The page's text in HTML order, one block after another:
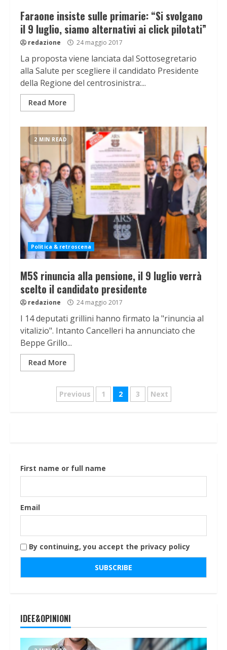
Faraone insiste sulle primarie: “Si svolgano
il 9 luglio, siamo alternativi ai click pilotati”
redazione 24 maggio 2017
La proposta viene lanciata dal Sottosegretario
alla Salute per scegliere il candidato Presidente
della Regione del centrosinistra:...
Read More
2 MIN READ
Politica & retroscena
M5S rinuncia alla pensione, il 9 luglio verrà
scelto il candidato presidente
redazione 24 maggio 2017
I 14 deputati grillini hanno firmato la "rinuncia al
vitalizio". Intanto Cancelleri ha annunciato che
Beppe Grillo...
Read More
Navigazione
Previous 1 2 3 Next
First name or full name
Email
By continuing, you accept the privacy policy
IDEE&OPINIONI